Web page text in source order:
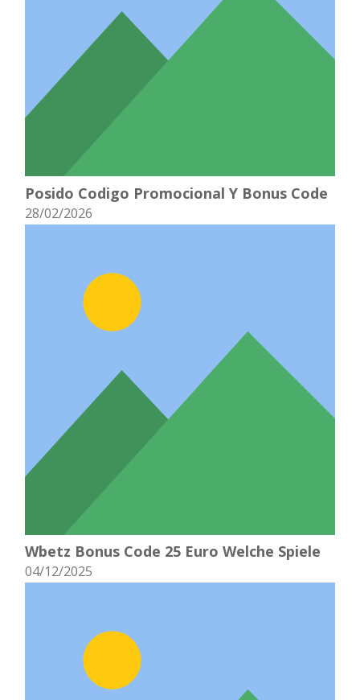
Posido Codigo Promocional Y Bonus Code
28/02/2026
Wbetz Bonus Code 25 Euro Welche Spiele
04/12/2025